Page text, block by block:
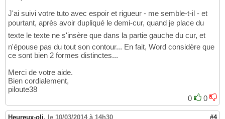
J'ai suivi votre tuto avec espoir et rigueur - me semble-t-il - et
pourtant, après avoir dupliqué le demi-cur, quand je place du
texte le texte ne s'insère que dans la partie gauche du cur, et
n'épouse pas du tout son contour... En fait, Word considère que
ce sont bien 2 formes distinctes...
Merci de votre aide.
Bien cordialement,
piloute38
0
0
Heureux-oli, le 10/03/2014 à 14h30 #4